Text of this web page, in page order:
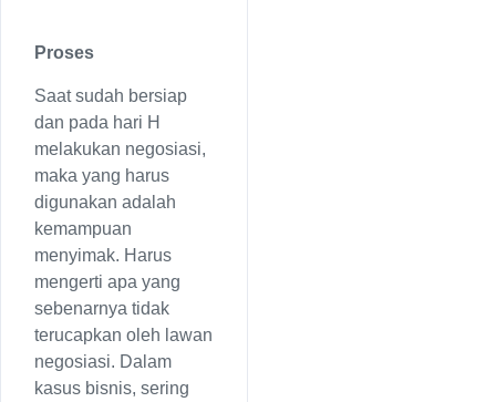
Proses
Saat sudah bersiap
dan pada hari H
melakukan negosiasi,
maka yang harus
digunakan adalah
kemampuan
menyimak. Harus
mengerti apa yang
sebenarnya tidak
terucapkan oleh lawan
negosiasi. Dalam
kasus bisnis, sering